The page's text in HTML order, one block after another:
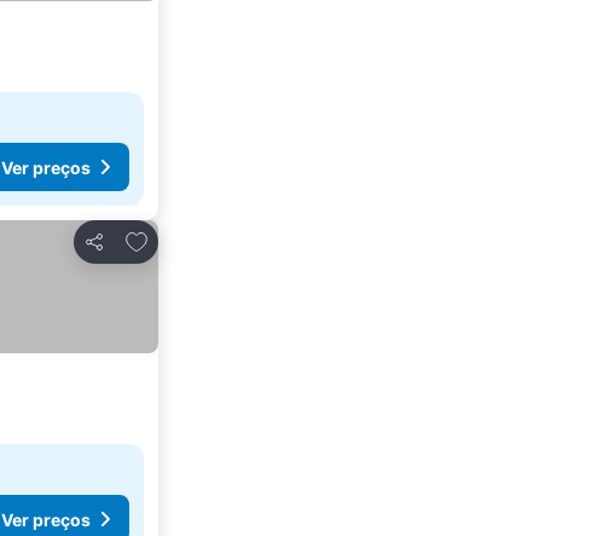
Ver preços
Partilhar
Adicionar aos favoritos
Ver preços